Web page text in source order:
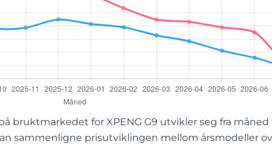
bruktmarkedet for XPENG G9 utvikler seg fra
sammenligne prisutviklingen mellom årsmodeller